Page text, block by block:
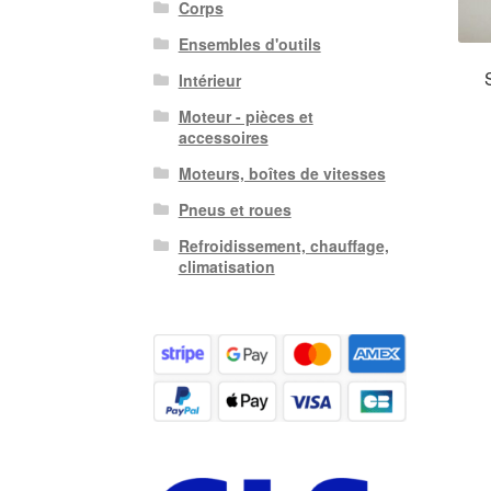
Corps
Ensembles d'outils
Intérieur
Moteur - pièces et
accessoires
Moteurs, boîtes de vitesses
Pneus et roues
Refroidissement, chauffage,
climatisation